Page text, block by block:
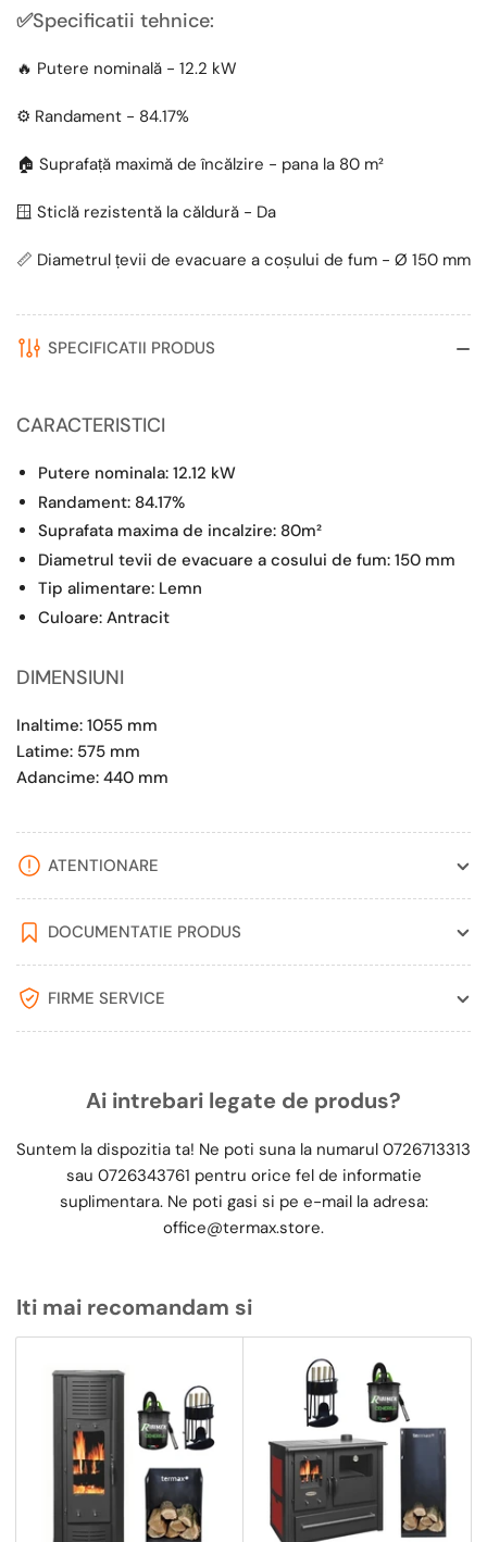
✅Specificatii tehnice:
🔥 Putere nominală - 12.2 kW
⚙️ Randament - 84.17%
🏠 Suprafață maximă de încălzire - pana la 80 m²
🪟 Sticlă rezistentă la căldură - Da
📏 Diametrul țevii de evacuare a coșului de fum - Ø 150 mm
SPECIFICATII PRODUS
CARACTERISTICI
Putere nominala: 12.12 kW
Randament: 84.17%
Suprafata maxima de incalzire: 80m²
Diametrul tevii de evacuare a cosului de fum: 150 mm
Tip alimentare: Lemn
Culoare: Antracit
DIMENSIUNI
Inaltime: 1055 mm
Latime: 575 mm
Adancime: 440 mm
ATENTIONARE
DOCUMENTATIE PRODUS
FIRME SERVICE
Ai intrebari legate de produs?
Suntem la dispozitia ta! Ne poti suna la numarul 0726713313
sau 0726343761 pentru orice fel de informatie
suplimentara. Ne poti gasi si pe e-mail la adresa:
office@termax.store.
Iti mai recomandam si